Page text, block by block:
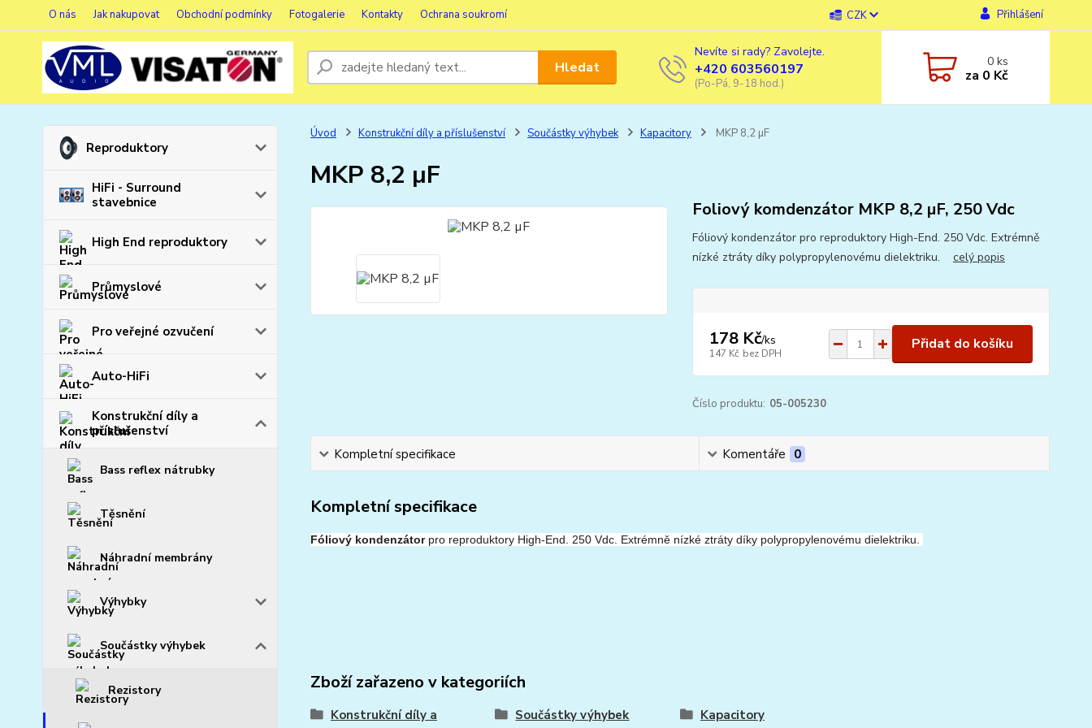
O nás Jak nakupovat Obchodní podmínky Fotogalerie Kontakty Ochrana soukromí CZK Přihlášení
Hledat
Nevíte si rady? Zavolejte.
+420 603560197
(Po-Pá, 9-18 hod.)
0ks
za 0 Kč
Reproduktory
HiFi - Surround
stavebnice
High End reproduktory
Průmyslové
Pro veřejné ozvučení
Auto-HiFi
Konstrukční díly a
příslušenství
Bass reflex nátrubky
Těsnění
Náhradní membrány
Výhybky
Součástky výhybek
Rezistory
Úvod Konstrukční díly a příslušenství Součástky výhybek Kapacitory MKP 8,2 µF
MKP 8,2 µF
Foliový komdenzátor MKP 8,2 µF, 250 Vdc
Fóliový kondenzátor pro reproduktory High-End. 250 Vdc. Extrémně
nízké ztráty díky polypropylenovému dielektriku. celý popis
178 Kč/ks
147 Kč bez DPH
Přidat do košíku
Číslo produktu: 05-005230
Kompletní specifikace Komentáře 0
Kompletní specifikace
Fóliový kondenzátorpro reproduktory High-End. 250 Vdc. Extrémně nízké ztráty díky polypropylenovému dielektriku.
Zboží zařazeno v kategoriích
Konstrukční díly a
Součástky výhybek Kapacitory